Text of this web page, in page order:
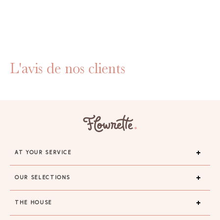
GAYA TOILETRY BAG
L'avis de nos clients
AT YOUR SERVICE
OUR SELECTIONS
THE HOUSE